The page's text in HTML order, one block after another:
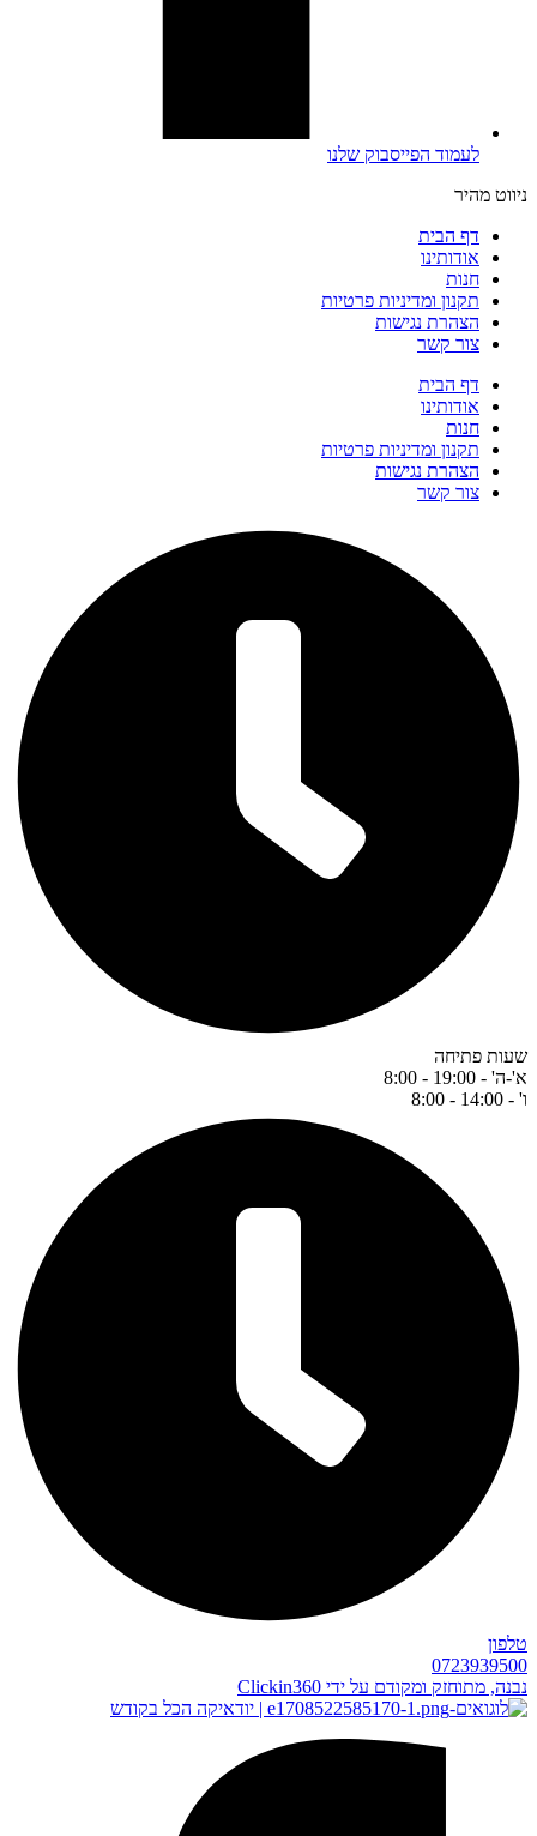
לעמוד הפייסבוק שלנו
ניווט מהיר
דף הבית
אודותינו
חנות
תקנון ומדיניות פרטיות
הצהרת נגישות
צור קשר
דף הבית
אודותינו
חנות
תקנון ומדיניות פרטיות
הצהרת נגישות
צור קשר
שעות פתיחה
א'-ה' - 19:00 - 8:00
ו' - 14:00 - 8:00
טלפון
0723939500
נבנה, מתוחזק ומקודם על ידי Clickin360